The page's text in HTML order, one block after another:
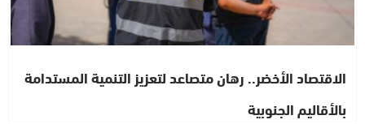
الاقتصاد الأخضر.. رهان متصاعد لتعزيز التنمية المستدامة
بالأقاليم الجنوبية